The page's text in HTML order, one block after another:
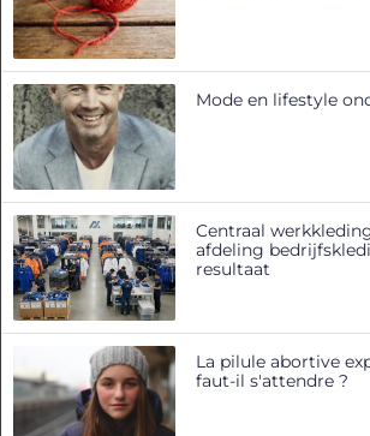
Mode en lifestyle
Centraal
afdeling
resultaat
La pilule abortive
faut-il s'attendre ?